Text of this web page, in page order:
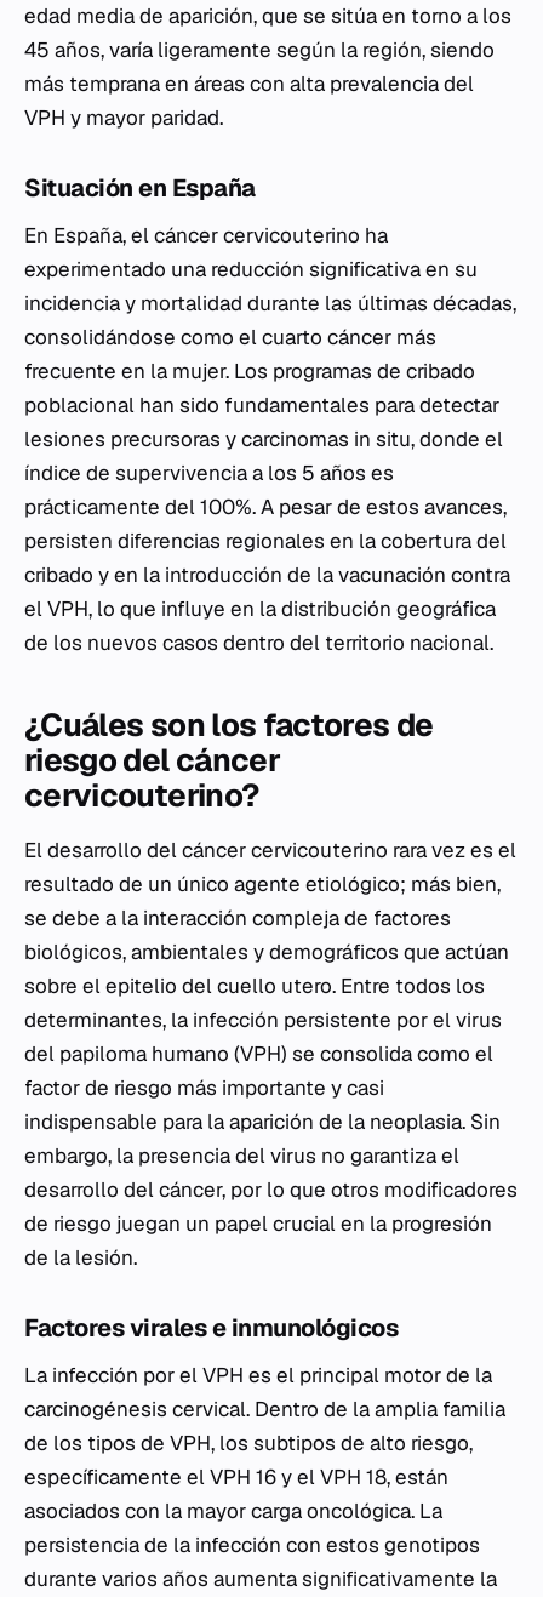
edad media de aparición, que se sitúa en torno a los
45 años, varía ligeramente según la región, siendo
más temprana en áreas con alta prevalencia del
VPH y mayor paridad.
Situación en España
En España, el cáncer cervicouterino ha
experimentado una reducción significativa en su
incidencia y mortalidad durante las últimas décadas,
consolidándose como el cuarto cáncer más
frecuente en la mujer. Los programas de cribado
poblacional han sido fundamentales para detectar
lesiones precursoras y carcinomas in situ, donde el
índice de supervivencia a los 5 años es
prácticamente del 100%. A pesar de estos avances,
persisten diferencias regionales en la cobertura del
cribado y en la introducción de la vacunación contra
el VPH, lo que influye en la distribución geográfica
de los nuevos casos dentro del territorio nacional.
¿Cuáles son los factores de
riesgo del cáncer
cervicouterino?
El desarrollo del cáncer cervicouterino rara vez es el
resultado de un único agente etiológico; más bien,
se debe a la interacción compleja de factores
biológicos, ambientales y demográficos que actúan
sobre el epitelio del cuello utero. Entre todos los
determinantes, la infección persistente por el virus
del papiloma humano (VPH) se consolida como el
factor de riesgo más importante y casi
indispensable para la aparición de la neoplasia. Sin
embargo, la presencia del virus no garantiza el
desarrollo del cáncer, por lo que otros modificadores
de riesgo juegan un papel crucial en la progresión
de la lesión.
Factores virales e inmunológicos
La infección por el VPH es el principal motor de la
carcinogénesis cervical. Dentro de la amplia familia
de los tipos de VPH, los subtipos de alto riesgo,
específicamente el VPH 16 y el VPH 18, están
asociados con la mayor carga oncológica. La
persistencia de la infección con estos genotipos
durante varios años aumenta significativamente la